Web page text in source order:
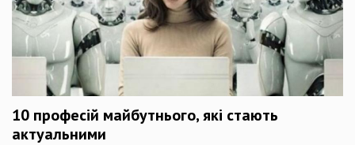
10 професій майбутнього, які стають
актуальними